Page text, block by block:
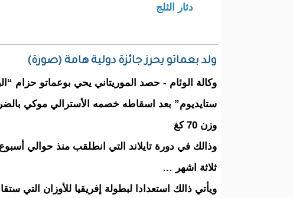
دثار الثلج
ولد بعماتو يحرز جائزة دولية هامة (صورة)
وكالة الوئام - حصد الموريتاني يحي بوعماتو حزام
ستايديوم” بعد اسقاطه خصمه الأسترالي موكي
وزن 70 كغ
وذالك في دورة تايلاند التي انطلقب منذ حوالي
ثلاثة اشهر …
ويأتي ذالك استعدادا لبطولة إفريقيا للأوزان التي